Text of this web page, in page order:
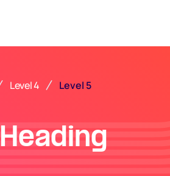
Level 4 Level 5
Heading